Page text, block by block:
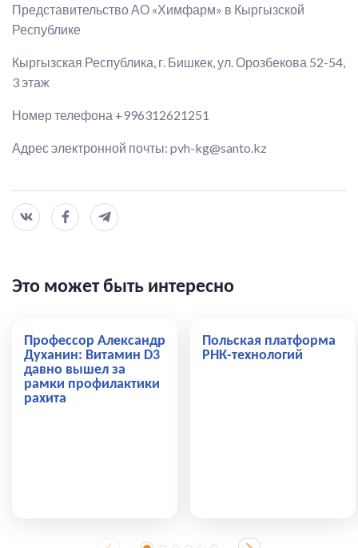
Представительство АО «Химфарм» в Кыргызской
Республике
Кыргызская Республика, г. Бишкек, ул. Орозбекова 52-54,
3 этаж
Номер телефона +996312621251
Адрес электронной почты: pvh-kg@santo.kz
Это может быть интересно
Профессор Александр
Духанин: Витамин D3
давно вышел за
рамки профилактики
рахита
Польская платформа
РНК-технологий